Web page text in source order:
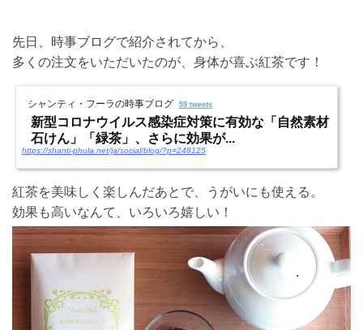
先日、時事ブログで紹介されてから、
多くの注文をいただいたのが、身体が喜ぶ紅茶です！
シャンティ・フーラの時事ブログ 59 tweets
新型コロナウイルス感染症対策に有効な「自然素材
石けん」「緑茶」、さらに効果が...
https://shanti-phula.net/ja/social/blog/?p=248125
紅茶を美味しく楽しんだあとで、うがいにも使える。
効果も高いなんて、いろいろ嬉しい！